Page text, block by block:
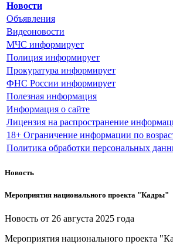
Новости
Объявления
Видеоновости
МЧС информирует
Полиция информирует
Прокуратура информирует
ФНС России информирует
Полезная информация
Информация о сайте
Лицензия на распространение
18+ Ограничение информации по
Политика обработки персональных
Новость
Мероприятия национального проекта "Кадры"
Новость от 26 августа 2025 года
Мероприятия национального проекта